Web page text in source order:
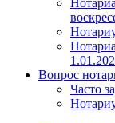
Вопрос
Часто